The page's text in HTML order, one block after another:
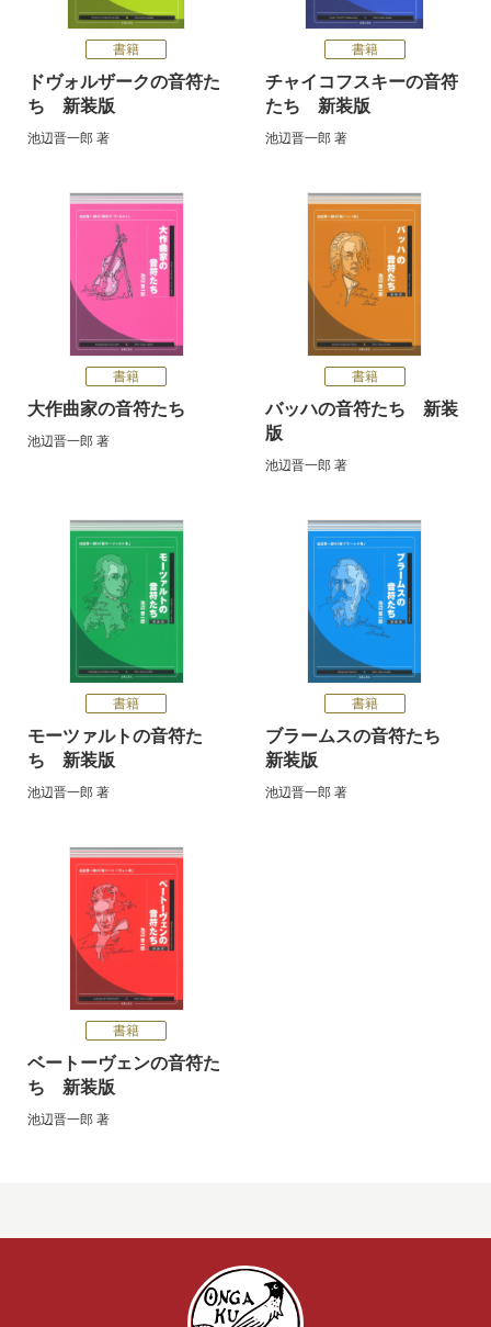
書籍
ドヴォルザークの音符た
ち 新装版
池辺晋一郎 著
書籍
チャイコフスキーの音符
たち 新装版
池辺晋一郎 著
書籍
大作曲家の音符たち
池辺晋一郎 著
書籍
バッハの音符たち 新装
版
池辺晋一郎 著
書籍
モーツァルトの音符た
ち 新装版
池辺晋一郎 著
書籍
ブラームスの音符たち
新装版
池辺晋一郎 著
書籍
ベートーヴェンの音符た
ち 新装版
池辺晋一郎 著